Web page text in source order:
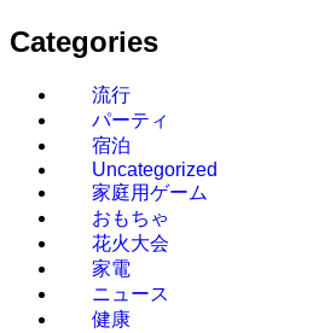
Categories
流行
パーティ
宿泊
Uncategorized
家庭用ゲーム
おもちゃ
花火大会
家電
ニュース
健康